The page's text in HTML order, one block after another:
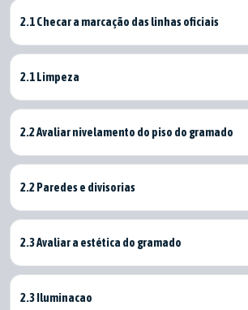
2.1 Checar a marcação das linhas oficiais
2.1 Limpeza
2.2 Avaliar nivelamento do piso do gramado
2.2 Paredes e divisorias
2.3 Avaliar a estética do gramado
2.3 Iluminacao